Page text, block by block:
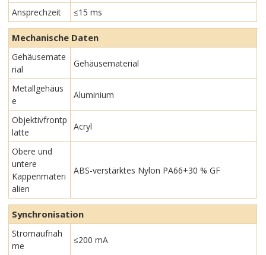
Ansprechzeit
≤15 ms
Mechanische Daten
Gehäusemate
rial
Gehäusematerial
Metallgehäus
e
Aluminium
Objektivfrontp
latte
Acryl
Obere und
untere
Kappenmateri
alien
ABS-verstärktes Nylon PA66+30 % GF
Synchronisation
Stromaufnah
me
≤200 mA